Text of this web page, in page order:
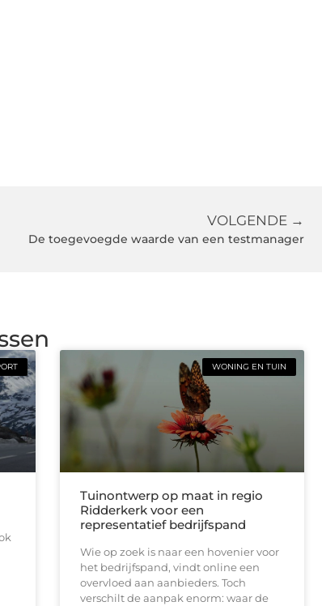
VOLGENDE →
De toegevoegde waarde van een testmanager
WONING EN TUIN
Tuinontwerp op maat in regio
Ridderkerk voor een
representatief bedrijfspand
Wie op zoek is naar een hovenier voor
het bedrijfspand, vindt online een
overvloed aan aanbieders. Toch
verschilt de aanpak enorm: waar de